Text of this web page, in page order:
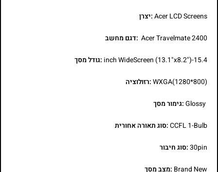
Acer LCD Screens:יצרן
Acer Travelmate 2400 :דגם מחשב
15.4-inch WideScreen (13.1"x8.2") :גודל מסך
WXGA(1280*800):רזולוציה
Glossy:גימור מסך
CCFL 1-Bulb:סוג תאורה אחורית
30pin:סוג חיבור
Brand New :מצב מסך